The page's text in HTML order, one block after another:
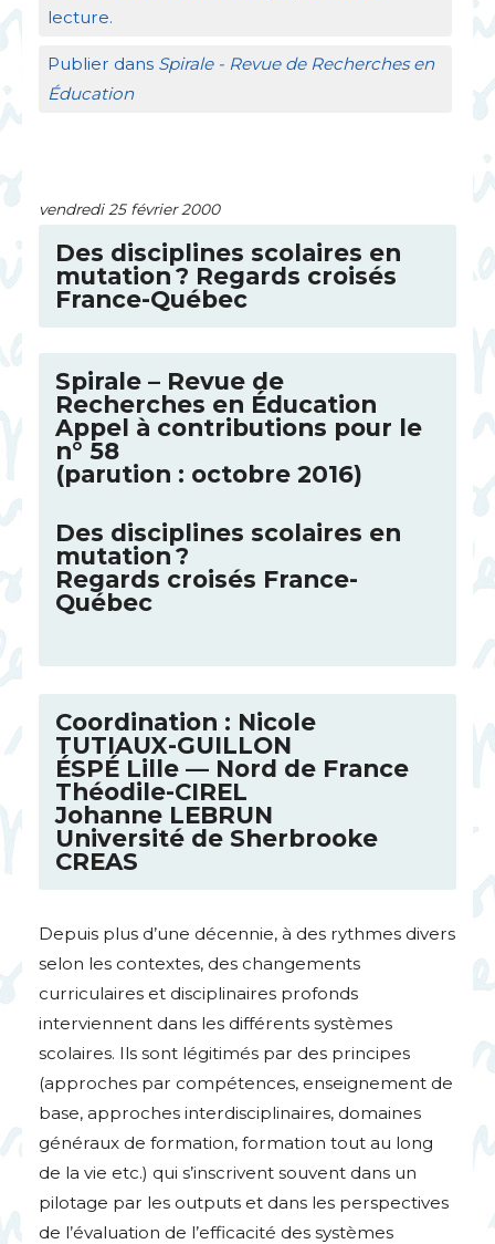
lecture.
Publier dans Spirale - Revue de Recherches en
Éducation
vendredi 25 février 2000
Des disciplines scolaires en
mutation? Regards croisés
France-Québec
Spirale – Revue de
Recherches en Éducation
Appel à contributions pour le
n° 58
(parution : octobre 2016)
Des disciplines scolaires en
mutation?
Regards croisés France-
Québec
Coordination : Nicole
TUTIAUX-GUILLON
ÉSPÉ Lille — Nord de France
Théodile-CIREL
Johanne LEBRUN
Université de Sherbrooke
CREAS
Depuis plus d’une décennie, à des rythmes divers
selon les contextes, des changements
curriculaires et disciplinaires profonds
interviennent dans les différents systèmes
scolaires. Ils sont légitimés par des principes
(approches par compétences, enseignement de
base, approches interdisciplinaires, domaines
généraux de formation, formation tout au long
de la vie etc.) qui s’inscrivent souvent dans un
pilotage par les outputs et dans les perspectives
de l’évaluation de l’efficacité des systèmes